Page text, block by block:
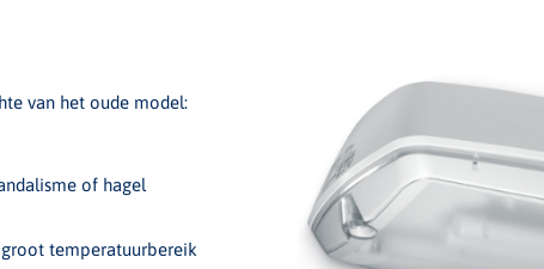
van het oude model:
of hagel
groot temperatuurbereik